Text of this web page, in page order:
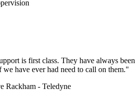
is first class. They have always been
we have ever had need to call on them."
Rackham - Teledyne